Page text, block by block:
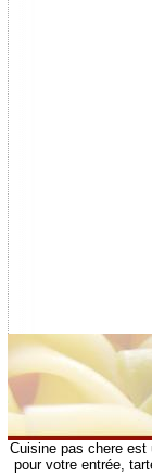
Cuisine pas chere
pour votre entrée,